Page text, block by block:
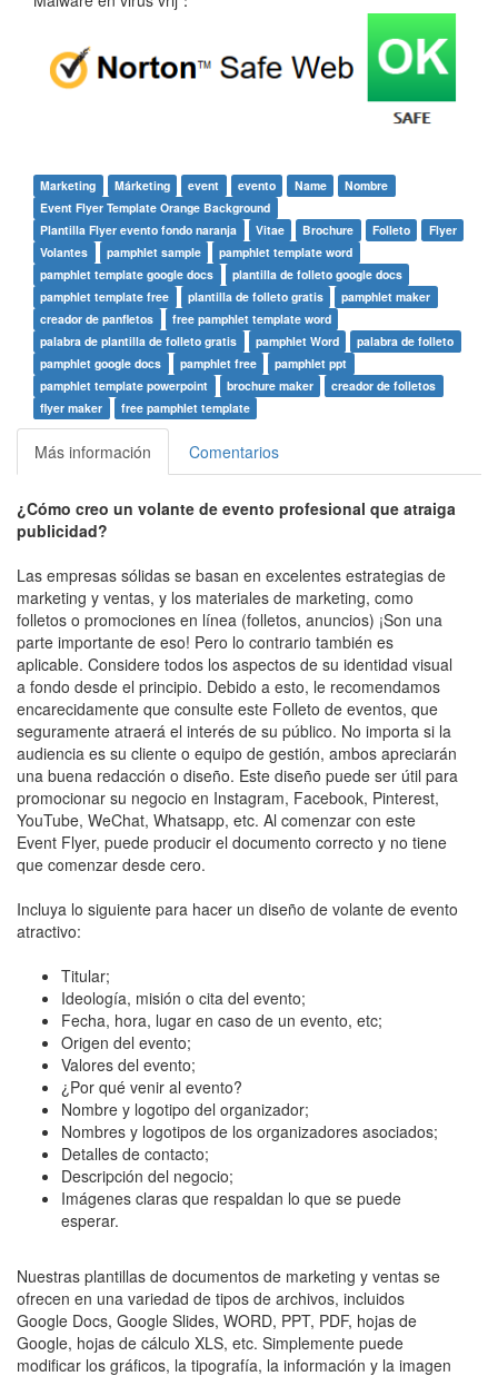
Marketing Márketing event evento Name
Nombre
Event Flyer Template Orange Background
Plantilla Flyer evento fondo naranja
Vitae Brochure Folleto
Flyer
Volantes
pamphlet sample
pamphlet template word
pamphlet template google docs
plantilla de folleto google docs
pamphlet template free
plantilla de folleto gratis
pamphlet maker
creador de panfletos
free pamphlet template word
palabra de plantilla de folleto gratis
pamphlet Word
palabra de folleto
pamphlet google docs
pamphlet free
pamphlet ppt
pamphlet template powerpoint
brochure maker
creador de folletos
flyer maker
free pamphlet template
Más información Comentarios
¿Cómo creo un volante de evento profesional que atraiga
publicidad?
Las empresas sólidas se basan en excelentes estrategias de
marketing y ventas, y los materiales de marketing, como
folletos o promociones en línea (folletos, anuncios) ¡Son una
parte importante de eso! Pero lo contrario también es
aplicable. Considere todos los aspectos de su identidad visual
a fondo desde el principio. Debido a esto, le recomendamos
encarecidamente que consulte este Folleto de eventos, que
seguramente atraerá el interés de su público. No importa si la
audiencia es su cliente o equipo de gestión, ambos apreciarán
una buena redacción o diseño. Este diseño puede ser útil para
promocionar su negocio en Instagram, Facebook, Pinterest,
YouTube, WeChat, Whatsapp, etc. Al comenzar con este
Event Flyer, puede producir el documento correcto y no tiene
que comenzar desde cero.
Incluya lo siguiente para hacer un diseño de volante de evento
atractivo:
Titular;
Ideología, misión o cita del evento;
Fecha, hora, lugar en caso de un evento, etc;
Origen del evento;
Valores del evento;
¿Por qué venir al evento?
Nombre y logotipo del organizador;
Nombres y logotipos de los organizadores asociados;
Detalles de contacto;
Descripción del negocio;
Imágenes claras que respaldan lo que se puede
esperar.
Nuestras plantillas de documentos de marketing y ventas se
ofrecen en una variedad de tipos de archivos, incluidos
Google Docs, Google Slides, WORD, PPT, PDF, hojas de
Google, hojas de cálculo XLS, etc. Simplemente puede
modificar los gráficos, la tipografía, la información y la imagen